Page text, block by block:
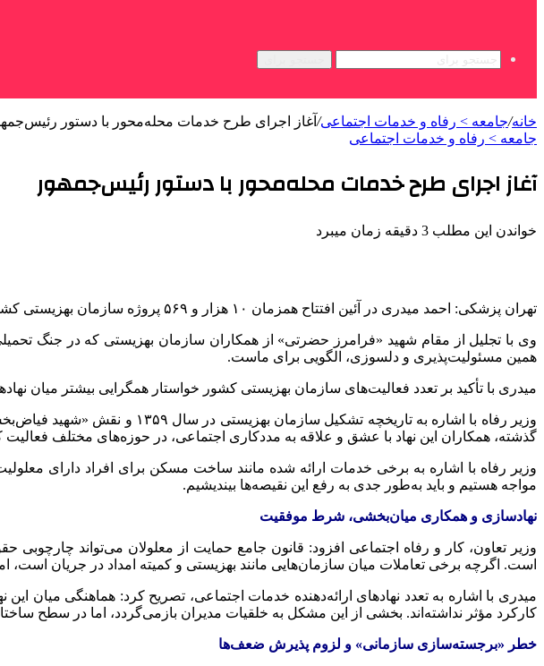
خانه/جامعه > رفاه و خدمات اجتماعی/ آغاز اجرای طرح خدمات محله‌محور با دستور
جامعه > رفاه و خدمات اجتماعی
آغاز اجرای طرح خدمات محله‌محور با دستور رئیس‌جمهور
خواندن این مطلب 3 دقیقه زمان میبرد
تهران پزشکی: احمد میدری در آئین افتتاح همزمان ۱۰ هزار و ۵۶۹ پروژه سازمان بهزیستی کشور یاد شهدای جنگ تحمیلی اخیر را گرامی داشت.
وی با تجلیل از مقام شهید «فرامرز حضرتی» از همکاران سازمان بهزیستی که در جنگ
همین مسئولیت‌پذیری و دلسوزی، الگویی برای ماست.
میدری با تأکید بر تعدد فعالیت‌های سازمان بهزیستی کشور خواستار همگرایی بیشتر میان
وزیر رفاه با اشاره به
گذشته، همکاران این نهاد با عشق و علاقه به مددکاری اجتماعی، در حوزه‌های مختلف
وزیر رفاه با اشاره به برخی خدمات ارائه شده مانند ساخت مسکن برای افراد دارای
مواجه هستیم و باید به‌طور جدی به رفع این نقیصه‌ها بیندیشیم.
نهادسازی و همکاری میان‌بخشی، شرط موفقیت
وزیر تعاون، کار و رفاه اجتماعی افزود: قانون جامع حمایت از معلولان می‌تواند چارچوبی
است. اگرچه برخی تعاملات میان سازمان‌هایی مانند بهزیستی و کمیته امداد در جریان
میدری با اشاره به تعدد نهادهای ارائه‌دهنده خدمات اجتماعی، تصریح کرد: هماهنگی میان
کارکرد مؤثر نداشته‌اند. بخشی از این مشکل به خلقیات مدیران بازمی‌گردد، اما در سطح
خطر «برجسته‌سازی سازمانی» و لزوم پذیرش ضعف‌ها